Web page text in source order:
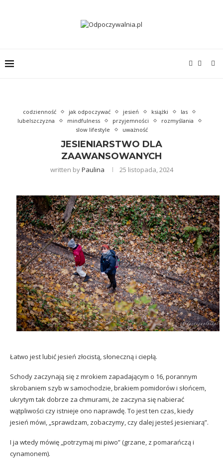
codzienność jak odpoczywać jesień książki
las
lubelszczyzna
mindfulness przyjemności
rozmyślania
slow lifestyle
uważność
JESIENIARSTWO DLA
ZAAWANSOWANYCH
written byPaulina 25 listopada, 2024
Łatwo jest lubić jesień złocistą, słoneczną i ciepłą.
Schody zaczynają się z mrokiem zapadającym o 16, porannym
skrobaniem szyb w samochodzie, brakiem pomidorów i słońcem,
ukrytym tak dobrze za chmurami, że zaczyna się nabierać
wątpliwości czy istnieje ono naprawdę. To jest ten czas, kiedy
jesień mówi, „sprawdzam, zobaczymy, czy dalej jesteś jesieniarą”.
I ja wtedy mówię „potrzymaj mi piwo” (grzane, z pomarańczą i
cynamonem).